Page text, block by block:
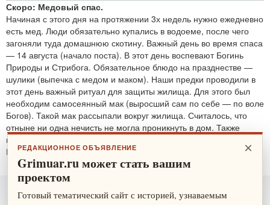
Скоро: Медовый спас.
Начиная с этого дня на протяжении 3х недель нужно ежедневно
есть мед. Люди обязательно купались в водоеме, после чего
загоняли туда домашнюю скотину. Важный день во время спаса
— 14 августа (начало поста). В этот день воспевают Богинь
Природы и Стрибога. Обязательное блюдо на празднестве —
шулики (выпечка с медом и маком). Наши предки проводили в
этот день важный ритуал для защиты жилища. Для этого был
необходим самосеянный мак (выросший сам по себе — по воле
Богов). Такой мак рассыпали вокруг жилища. Считалось, что
отныне ни одна нечисть не могла проникнуть в дом. Также
проводятся обряды для защиты от злобных духов.
По теме:защитные ритуалы ×
РЕДАКЦИОННОЕ ОБЪЯВЛЕНИЕ
Grimuar.ru может стать вашим
проектом
Готовый тематический сайт с историей, узнаваемым